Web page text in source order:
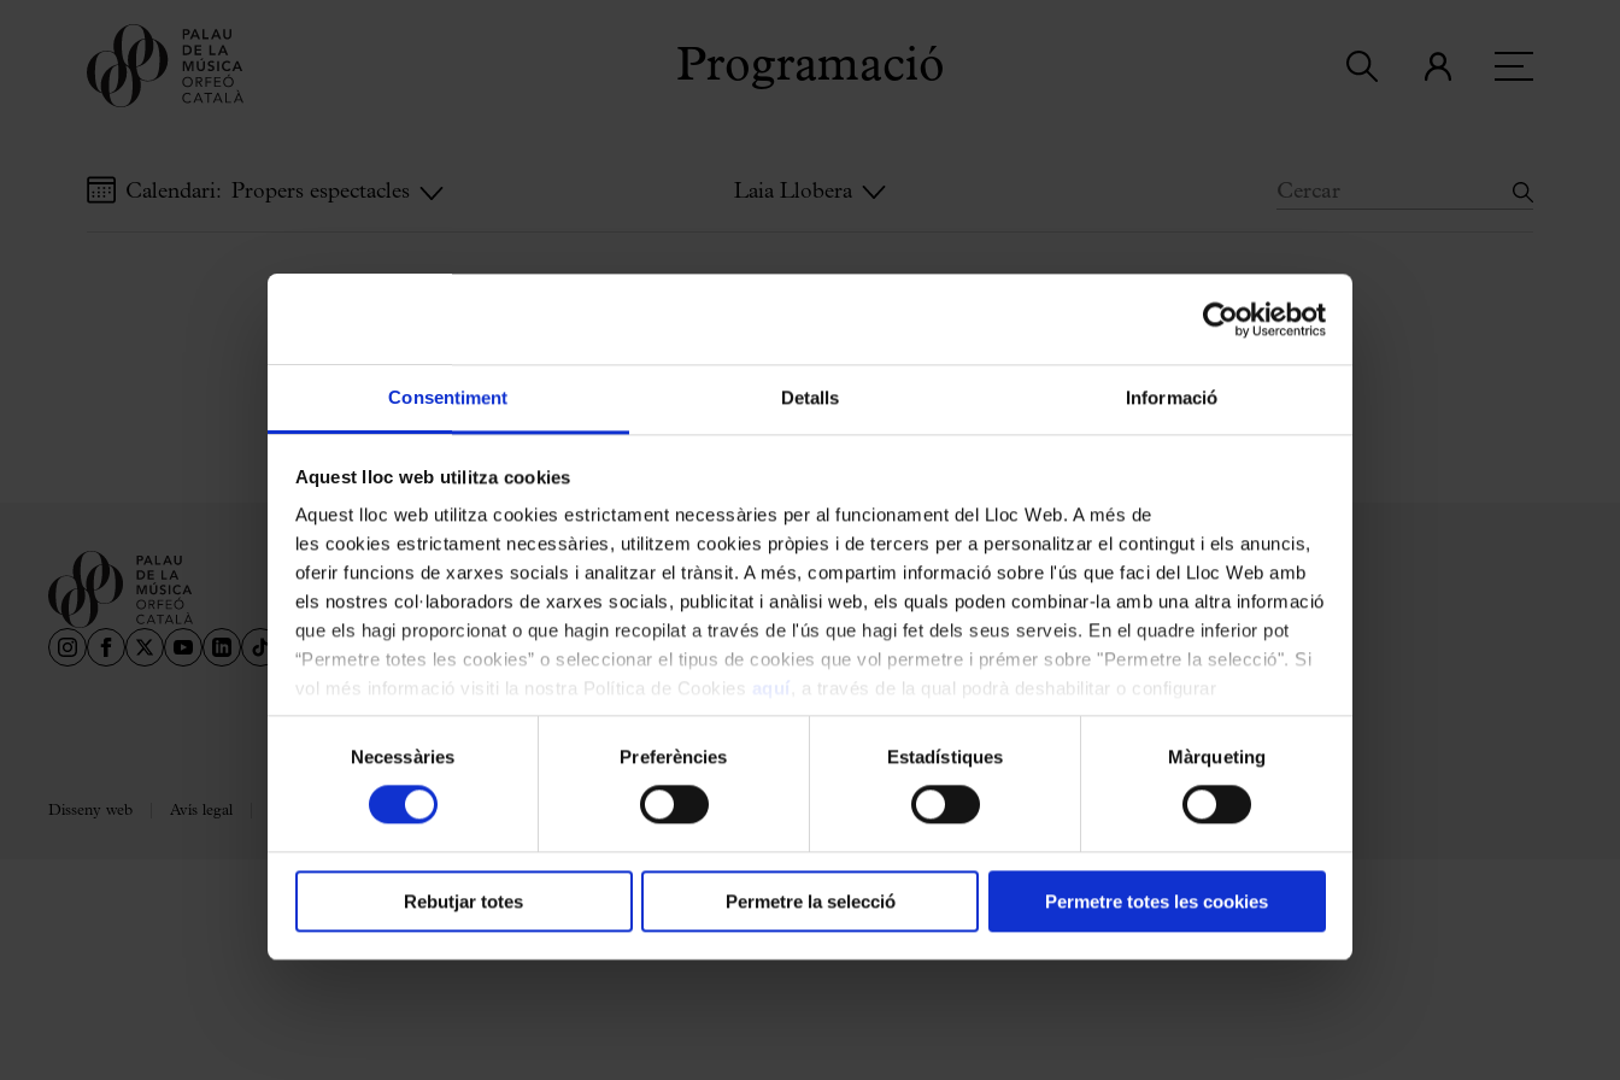
Consentiment Detalls Informació
Aquest lloc web utilitza cookies
Aquest lloc web utilitza cookies estrictament necessàries per al funcionament del Lloc Web. A més de
les cookies estrictament necessàries, utilitzem cookies pròpies i de tercers per a personalitzar el contingut i els anuncis,
oferir funcions de xarxes socials i analitzar el trànsit. A més, compartim informació sobre l'ús que faci del Lloc Web amb
els nostres col·laboradors de xarxes socials, publicitat i anàlisi web, els quals poden combinar-la amb una altra informació
que els hagi proporcionat o que hagin recopilat a través de l'ús que hagi fet dels seus serveis. En el quadre inferior pot
“Permetre totes les cookies” o seleccionar el tipus de cookies que vol permetre i prémer sobre "Permetre la selecció". Si
vol més informació visiti la nostra Política de Cookies aquí
, a través de la qual podrà deshabilitar o configurar
les cookies en qualsevol moment.
consentiment
Necessàries Preferències Estadístiques Màrqueting
Rebutjar totes Permetre la selecció Permetre totes les cookies
Temporada 2026-2027
Totes les temporades
Aula Palau
Descomptes i promocions
Programes de mà
Condicions i normativa
Programació
Calendari: Propers espectacles Laia Llobera
Disseny web Avís legal Política de privacitat Canal ètic Accessibilitat